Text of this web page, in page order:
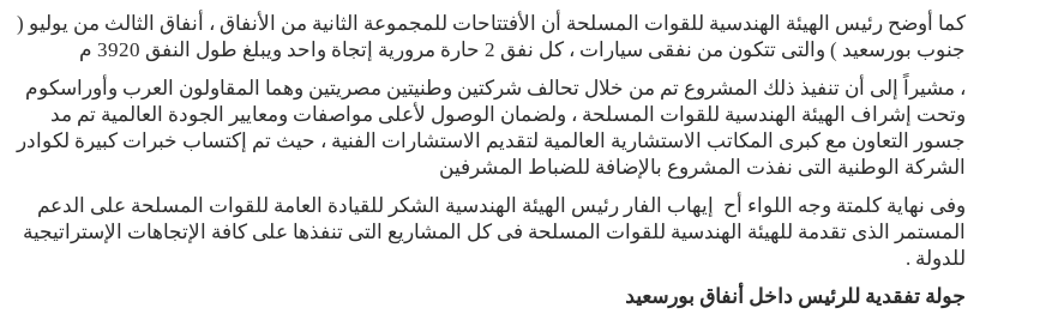
كما أوضح رئيس الهيئة الهندسية للقوات المسلحة أن الأفتتاحات للمجموعة الثانية من الأنفاق ، أنفاق الثالث من يوليو (
جنوب بورسعيد ) والتى تتكون من نفقى سيارات ، كل نفق 2 حارة مرورية إتجاة واحد ويبلغ طول النفق 3920 م
، مشيراً إلى أن تنفيذ ذلك المشروع تم من خلال تحالف شركتين وطنيتين مصريتين وهما المقاولون العرب وأوراسكوم
وتحت إشراف الهيئة الهندسية للقوات المسلحة ، ولضمان الوصول لأعلى مواصفات ومعايير الجودة العالمية تم مد
جسور التعاون مع كبرى المكاتب الاستشارية العالمية لتقديم الاستشارات الفنية ، حيث تم إكتساب خبرات كبيرة لكوادر
الشركة الوطنية التى نفذت المشروع بالإضافة للضباط المشرفين
وفى نهاية كلمتة وجه اللواء أح إيهاب الفار رئيس الهيئة الهندسية الشكر للقيادة العامة للقوات المسلحة على الدعم
المستمر الذى تقدمة للهيئة الهندسية للقوات المسلحة فى كل المشاريع التى تنفذها على كافة الإتجاهات الإستراتيجية
للدولة .
جولة تفقدية للرئيس داخل أنفاق بورسعيد